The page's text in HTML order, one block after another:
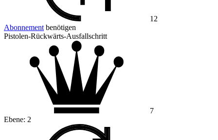
12
Abonnement benötigen
Pistolen-Rückwärts-Ausfallschritt
7
Ebene: 2